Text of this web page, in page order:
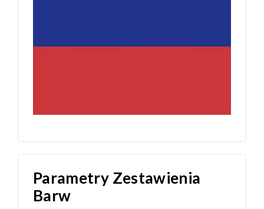
Parametry Zestawienia
Barw